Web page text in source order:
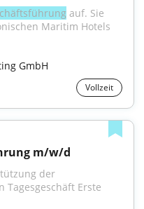
auf. Sie
Maritim Hotels
GmbH
Vollzeit
m/w/d
Tagesgeschäft Erste